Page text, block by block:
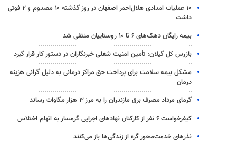
۱۰ عملیات امدادی هلال‌احمر اصفهان در روز گذشته ۱۰ مصدوم و ۲ فوتی
داشت
بیمه رایگان دهک‌های ۶ تا ۱۰ روستاییان منتفی شد
بازرس کل گیلان: تأمین امنیت شغلی خبرنگاران در دستور کار قرار گیرد
مشکل بیمه سلامت برای پرداخت حق مراکز درمانی به دلیل گرانی هزینه
درمان
گرمای مرداد مصرف برق مازندران را به مرز ۳ هزار مگاوات رساند
کیفرخواست ۶ نفر از کارکنان نهادهای اجرایی گرمسار به اتهام اختلاس
نذرهای خدمت‌محور گره از زندگی‌ها باز می‌کنند